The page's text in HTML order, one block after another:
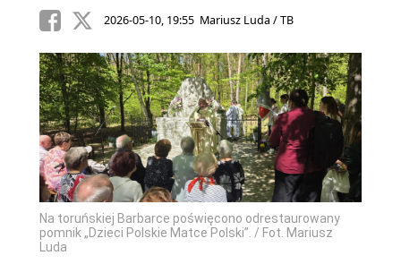
2026-05-10, 19:55 Mariusz Luda / TB
Na toruńskiej Barbarce poświęcono odrestaurowany
pomnik „Dzieci Polskie Matce Polski”. / Fot. Mariusz
Luda